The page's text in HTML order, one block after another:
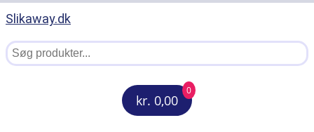
Slikaway.dk
kr. 0,00
0